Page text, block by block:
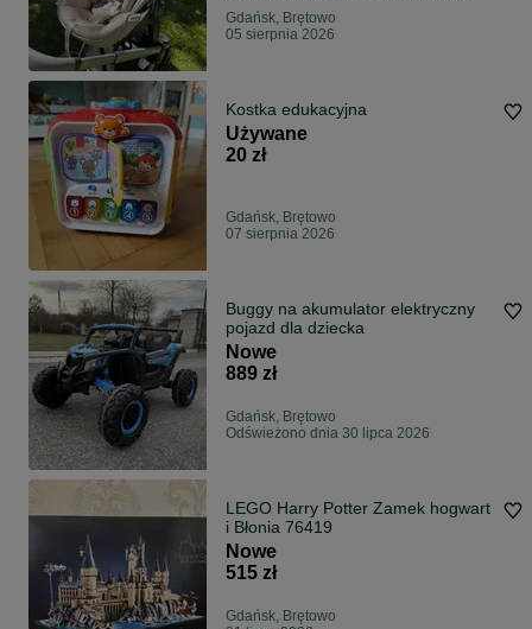
Gdańsk, Brętowo
05 sierpnia 2026
Kostka edukacyjna
Używane
20 zł
Gdańsk, Brętowo
07 sierpnia 2026
Buggy na akumulator elektryczny
pojazd dla dziecka
Nowe
889 zł
Gdańsk, Brętowo
Odświeżono dnia 30 lipca 2026
LEGO Harry Potter Zamek hogwart
i Błonia 76419
Nowe
515 zł
Gdańsk, Brętowo